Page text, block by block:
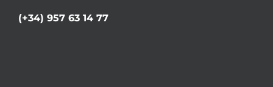
(+34) 957 63 14 77